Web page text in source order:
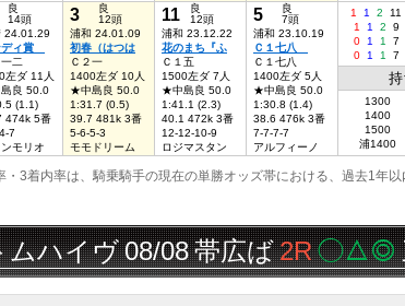
良
14頭
24.01.29
ディ賞
二
左ダ 11人
良 50.0
(1.1)
474k 5番
7
モリオ
3
良
12頭
浦和 24.01.09
初春（はつは
Ｃ２一
1400左ダ 10人
★中島良 50.0
1:31.7 (0.5)
39.7 481k 3番
5-6-5-3
モモドリーム
11
良
12頭
浦和 23.12.22
花のまち『ふ
Ｃ１五
1500左ダ 7人
★中島良 50.0
1:41.1 (2.3)
40.1 472k 3番
12-12-10-9
ロジマスタン
5
良
7頭
浦和 23.10.19
Ｃ１七八
Ｃ１七八
1400左ダ 5人
★中島良 50.0
1:30.8 (1.4)
38.6 476k 3番
7-7-7-7
アルフィーノ
1 1 2
11
1
1 2
9
0
1 1
7
0
1 1 7
1300
1400
1500
浦1400
3着内率は、騎乗騎手の現在の単勝オッズ帯における、過去1年以
ヴ 08/08 帯広ば2R◯△◎三連単